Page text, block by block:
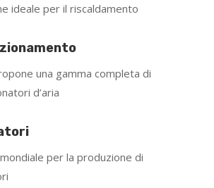
ideale per il riscaldamento
una gamma completa di
d’aria
per la produzione di